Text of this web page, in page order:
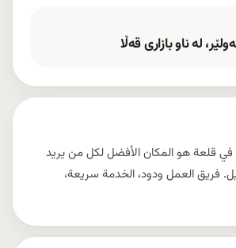
قلعة هو المكان الأفضل لكل من يريد
فريق العمل ودود، الخدمة سريعة،
لە ناو بازاری قەڵا